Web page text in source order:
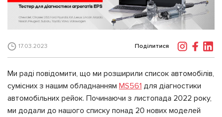
17.03.2023 Поділитися
Ми раді повідомити, що ми розширили список автомобілів,
сумісних з нашим обладнанням MS561 для діагностики
автомобільних рейок. Починаючи з листопада 2022 року,
ми додали до нашого списку понад 20 нових моделей